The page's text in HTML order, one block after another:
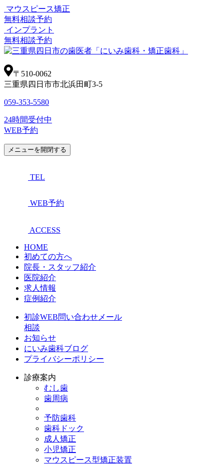
マウスピース矯正
無料相談予約
インプラント
無料相談予約
〒510-0062
三重県四日市市北浜田町3-5
059-353-5580
24時間受付中
WEB予約
メニューを開閉する
TEL
WEB予約
ACCESS
HOME
初めての方へ
院長・スタッフ紹介
医院紹介
求人情報
症例紹介
初診WEB問い合わせメール
相談
お知らせ
にいみ歯科ブログ
プライバシーポリシー
診療案内
むし歯
歯周病
予防歯科
歯科ドック
成人矯正
小児矯正
マウスピース型矯正装置